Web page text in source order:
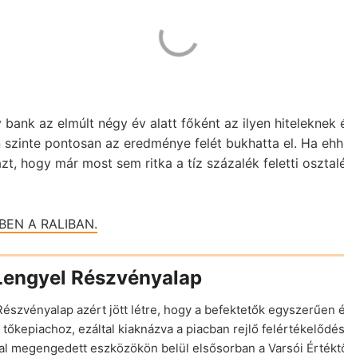
az elmúlt négy év alatt főként az ilyen hiteleknek
pontosan az eredménye felét bukhatta el. Ha
hogy már most sem ritka a tíz százalék feletti
A RALIBAN.
Részvényalap
azért jött létre, hogy a befektetők egyszerűen
ezáltal kiaknázva a piacban rejlő
megengedett eszközökön belül elsősorban a Varsói